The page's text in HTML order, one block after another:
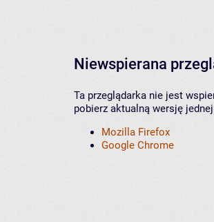
Niewspierana
Ta przeglądarka nie jest
pobierz aktualną wersję
Mozilla Firefox
Google Chrome